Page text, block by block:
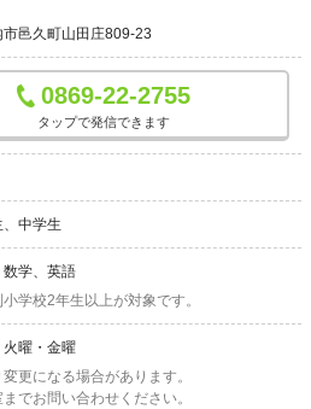
市邑久町山田庄809-23
0869-22-2755
タップで発信できます
中学生
数学、英語
学校2年生以上が対象です。
火曜・金曜
更になる場合があります。
でお問い合わせください。